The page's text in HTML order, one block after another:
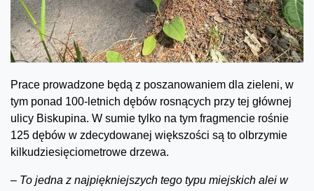
Prace prowadzone będą z poszanowaniem dla zieleni, w
tym ponad 100-letnich dębów rosnących przy tej głównej
ulicy Biskupina. W sumie tylko na tym fragmencie rośnie
125 dębów w zdecydowanej większości są to olbrzymie
kilkudziesięciometrowe drzewa.
– To jedna z najpiękniejszych tego typu miejskich alei w